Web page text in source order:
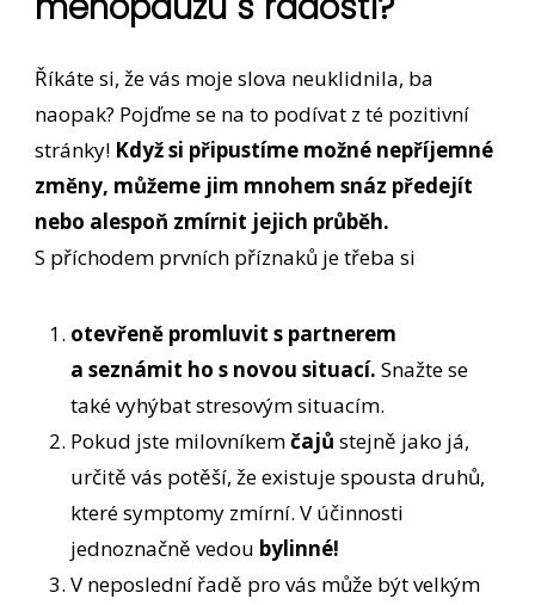
Říkáte si, že vás moje slova neuklidnila, ba
naopak? Pojďme se na to podívat z té pozitivní
stránky! Když si připustíme možné nepříjemné
změny, můžeme jim mnohem snáz předejít
nebo alespoň zmírnit jejich průběh.
S příchodem prvních příznaků je třeba si
otevřeně promluvit s partnerem
a seznámit ho s novou situací. Snažte se
také vyhýbat stresovým situacím.
Pokud jste milovníkemčajů stejně jako já,
určitě vás potěší, že existuje spousta druhů,
které symptomy zmírní. V účinnosti
jednoznačně vedou bylinné!
V neposlední řadě pro vás může být velkým